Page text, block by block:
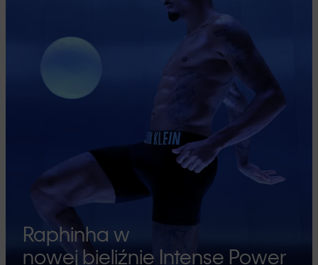
Raphinha w
nowej bieliźnie Intense Power